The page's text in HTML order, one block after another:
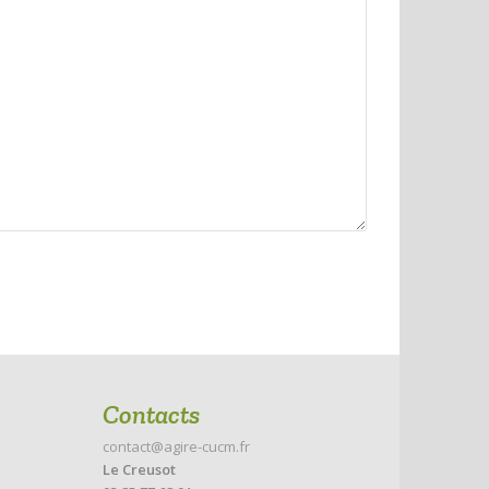
Contacts
contact@agire-cucm.fr
Le Creusot